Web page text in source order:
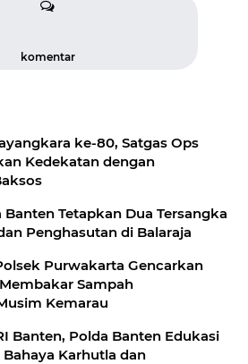
komentar
ke-80, Satgas Ops
Kedekatan dengan
Tetapkan Dua Tersangka
Penghasutan di Balaraja
Purwakarta Gencarkan
Sampah
Kemarau
Banten, Polda Banten Edukasi
Karhutla dan